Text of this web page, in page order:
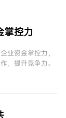
掌控力
业资金掌控力，
，提升竞争力。